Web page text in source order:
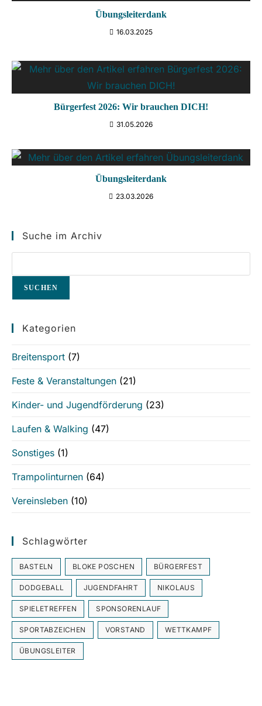
Übungsleiterdank
16.03.2025
Bürgerfest 2026: Wir brauchen DICH!
31.05.2026
Übungsleiterdank
23.03.2026
Suche im Archiv
SUCHEN
Kategorien
Breitensport (7)
Feste & Veranstaltungen (21)
Kinder- und Jugendförderung (23)
Laufen & Walking (47)
Sonstiges (1)
Trampolinturnen (64)
Vereinsleben (10)
Schlagwörter
BASTELN BLOKE POSCHEN BÜRGERFEST
DODGEBALL JUGENDFAHRT NIKOLAUS
SPIELETREFFEN SPONSORENLAUF
SPORTABZEICHEN VORSTAND WETTKAMPF
ÜBUNGSLEITER